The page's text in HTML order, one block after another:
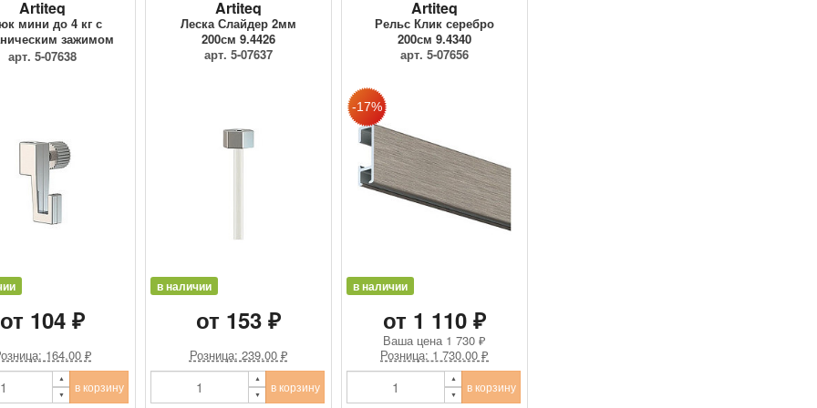
Artiteq
мини до 4 кг с
зажимом
9.4205
арт. 5-07638
от 104 ₽
164.00 ₽
в корзину
Artiteq
Леска Слайдер 2мм
200см 9.4426
арт. 5-07637
в наличии
от 153 ₽
Розница: 239.00 ₽
в корзину
Artiteq
Рельс Клик серебро
200см 9.4340
арт. 5-07656
в наличии
от 1 110 ₽
Ваша цена 1 730 ₽
Розница: 1 730.00 ₽
в корзину